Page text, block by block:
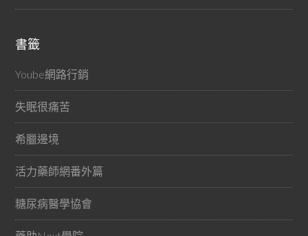
書籤
Yoube網路行銷
失眠很痛苦
希臘邊境
活力藥師網番外篇
糖尿病醫學協會